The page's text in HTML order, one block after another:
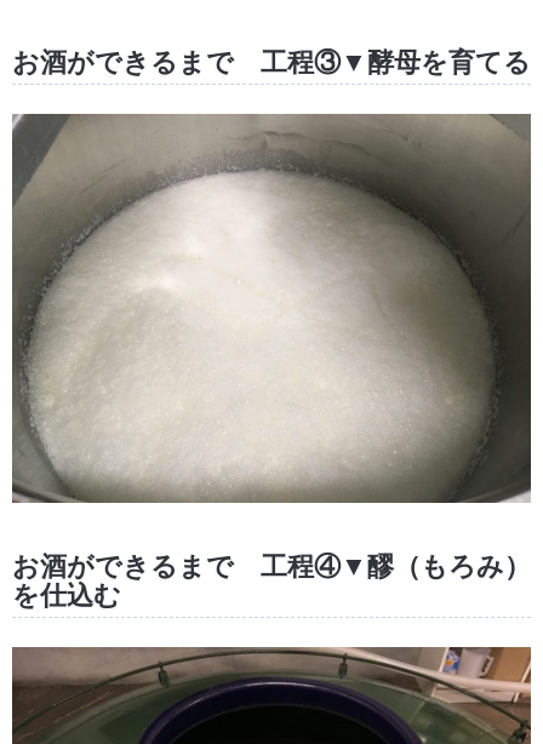
お酒ができるまで 工程③▼酵母を育てる
お酒ができるまで 工程④▼醪（もろみ）
を仕込む